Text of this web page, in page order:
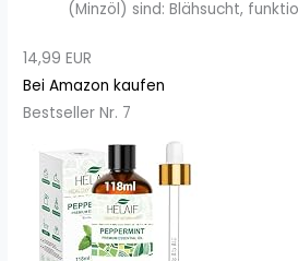
(Minzöl) sind: Blähsucht,
14,99 EUR
Bei Amazon kaufen
Bestseller Nr. 7